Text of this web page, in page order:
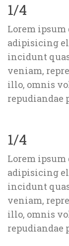
1/4
Lorem ipsum
adipisicing
incidunt
veniam,
illo, omnis
repudiandae
1/4
Lorem ipsum
adipisicing
incidunt
veniam,
illo, omnis
repudiandae